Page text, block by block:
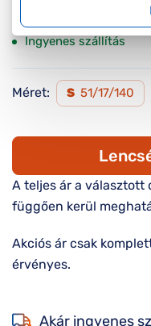
Online
Ingyenes szállítás
Méret: S 51/17/140
A teljes ár a
függően kerül
Akciós ár csak
érvényes.
Akár ingyenes